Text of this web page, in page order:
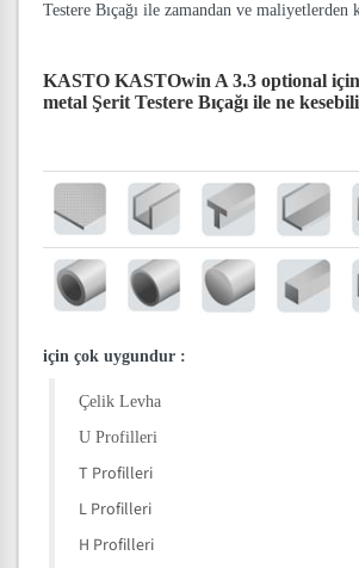
Testere Bıçağı ile zamandan ve maliyetlerden
KASTO KASTOwin A 3.3 optional
metal Şerit Testere Bıçağı ile ne
için çok uygundur :
Çelik Levha
U Profilleri
T Profilleri
L Profilleri
H Profilleri